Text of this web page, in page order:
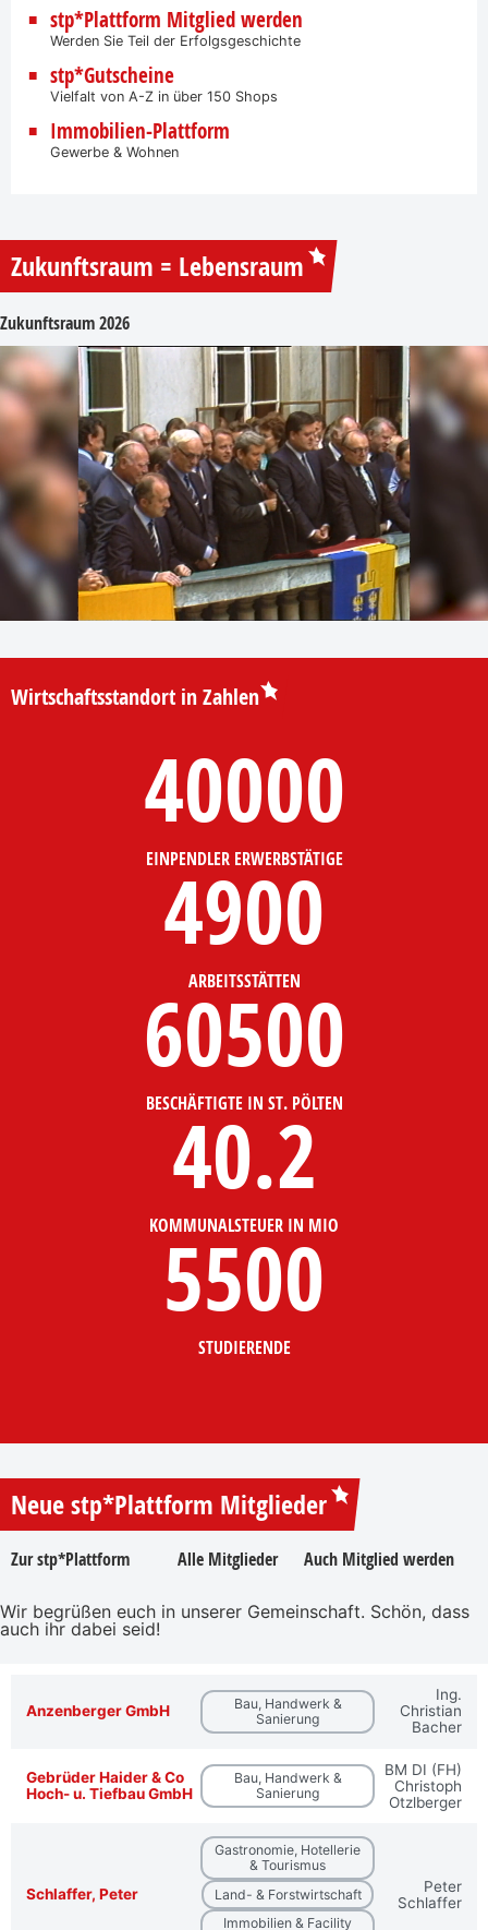
stp*Plattform Mitglied werden
Werden Sie Teil der Erfolgsgeschichte
stp*Gutscheine
Vielfalt von A-Z in über 150 Shops
Immobilien-Plattform
Gewerbe & Wohnen
Zukunftsraum = Lebensraum
Zukunftsraum 2026
Wirtschaftsstandort in Zahlen
40000
EINPENDLER ERWERBSTÄTIGE
4900
ARBEITSSTÄTTEN
60500
BESCHÄFTIGTE IN ST. PÖLTEN
40.2
KOMMUNALSTEUER IN MIO
5500
STUDIERENDE
Neue stp*Plattform Mitglieder
Zur stp*Plattform Alle Mitglieder Auch Mitglied werden
Wir begrüßen euch in unserer Gemeinschaft. Schön, dass
auch ihr dabei seid!
Anzenberger GmbH
Bau, Handwerk &
Sanierung
Ing.
Christian
Bacher
Gebrüder Haider & Co
Hoch- u. Tiefbau GmbH
Bau, Handwerk &
Sanierung
BM DI (FH)
Christoph
Otzlberger
Schlaffer, Peter
Gastronomie, Hotellerie
& Tourismus
Land- & Forstwirtschaft
Immobilien & Facility
Peter
Schlaffer